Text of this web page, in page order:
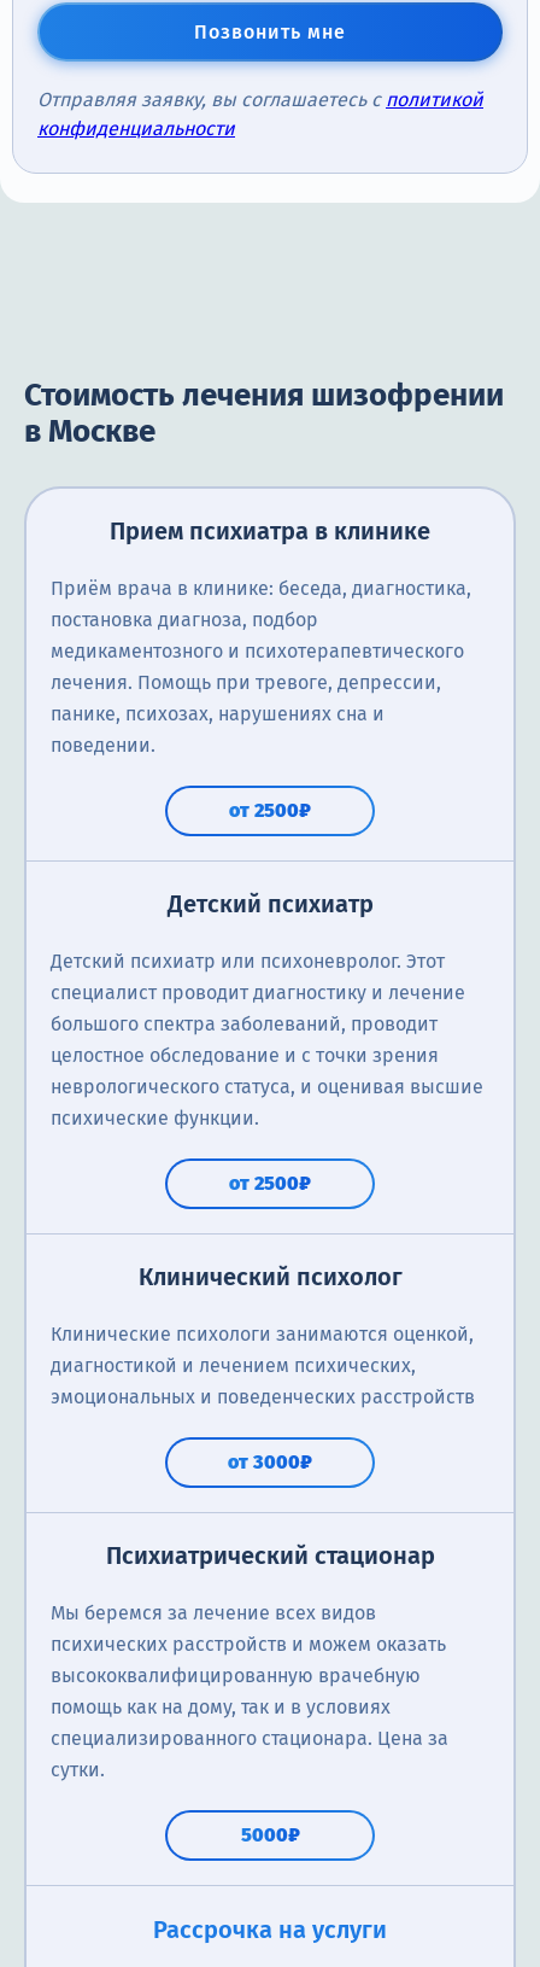
Позвонить мне
Отправляя заявку, вы соглашаетесь с политикой
конфиденциальности
Стоимость лечения шизофрении
в Москве
Прием психиатра в клинике
Приём врача в клинике: беседа, диагностика,
постановка диагноза, подбор
медикаментозного и психотерапевтического
лечения. Помощь при тревоге, депрессии,
панике, психозах, нарушениях сна и
поведении.
от 2500₽
Детский психиатр
Детский психиатр или психоневролог. Этот
специалист проводит диагностику и лечение
большого спектра заболеваний, проводит
целостное обследование и с точки зрения
неврологического статуса, и оценивая высшие
психические функции.
от 2500₽
Клинический психолог
Клинические психологи занимаются оценкой,
диагностикой и лечением психических,
эмоциональных и поведенческих расстройств
от 3000₽
Психиатрический стационар
Мы беремся за лечение всех видов
психических расстройств и можем оказать
высококвалифицированную врачебную
помощь как на дому, так и в условиях
специализированного стационара. Цена за
сутки.
5000₽
Рассрочка на услуги